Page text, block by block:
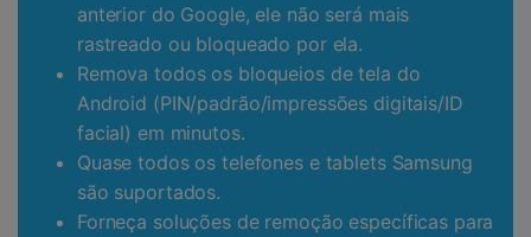
anterior do Google, ele não será mais
rastreado ou bloqueado por ela.
Remova todos os bloqueios de tela do
Android (PIN/padrão/impressões digitais/ID
facial) em minutos.
Quase todos os telefones e tablets Samsung
são suportados.
Forneça soluções de remoção específicas para